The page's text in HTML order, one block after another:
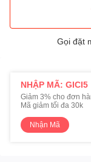
Gọi đặt
NHẬP MÃ: GICI5
Giảm 3% cho đơn
Mã giảm tối đa 30k
Nhận Mã